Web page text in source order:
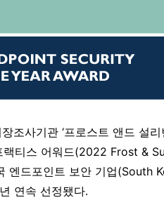
조사기관 ‘프로스트 앤드 설
랙티스 어워드(2022 Frost &
엔드포인트 보안 기업(South
연속 선정됐다.